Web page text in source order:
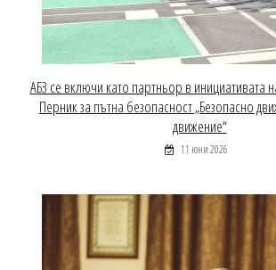
АБЗ се включи като партньор в инициативата
Перник за пътна безопасност „Безопасно
движение“
11 юни 2026